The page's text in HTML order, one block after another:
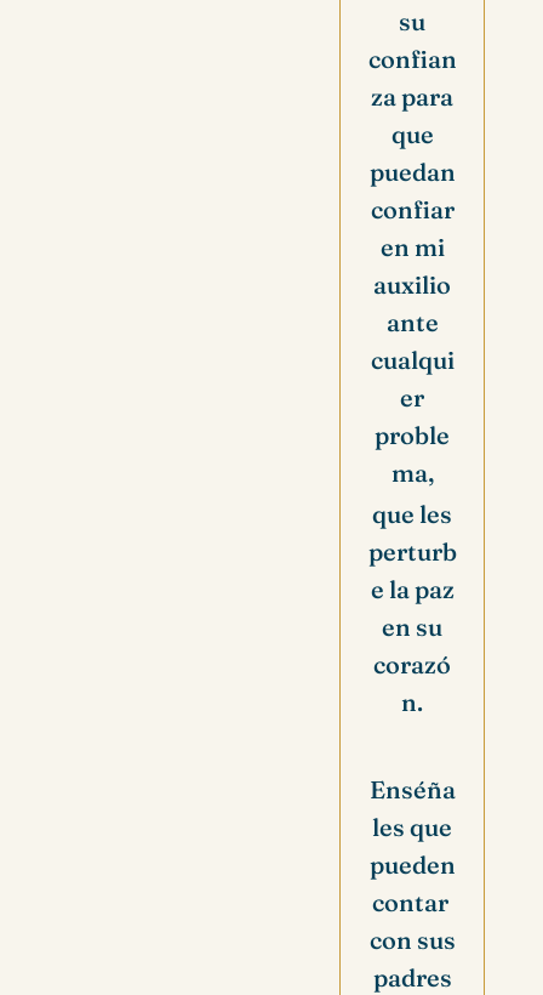
su
confian
za para
que
puedan
confiar
en mi
auxilio
ante
cualqui
er
proble
ma,
que les
perturb
e la paz
en su
corazó
n.
Enséña
les que
pueden
contar
con sus
padres